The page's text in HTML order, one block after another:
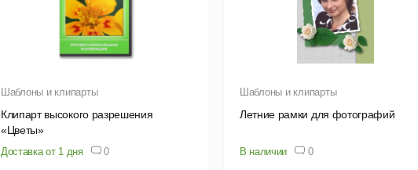
Шаблоны и клипарты
Клипарт высокого разрешения
«Цветы»
Доставка от 1 дня 0
Шаблоны и клипарты
Летние рамки для фотографий
В наличии 0